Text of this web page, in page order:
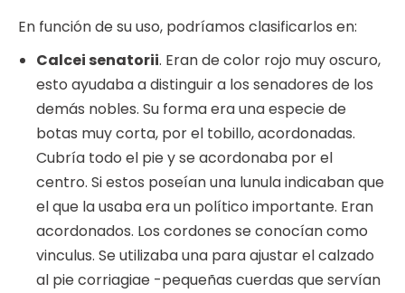
En función de su uso, podríamos clasificarlos en:
Calcei senatorii. Eran de color rojo muy oscuro,
esto ayudaba a distinguir a los senadores de los
demás nobles. Su forma era una especie de
botas muy corta, por el tobillo, acordonadas.
Cubría todo el pie y se acordonaba por el
centro. Si estos poseían una lunula indicaban que
el que la usaba era un político importante. Eran
acordonados. Los cordones se conocían como
vinculus. Se utilizaba una para ajustar el calzado
al pie corriagiae -pequeñas cuerdas que servían